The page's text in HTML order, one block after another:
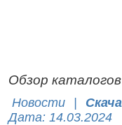
Обзор
Новости
Дата: 14.03.2024